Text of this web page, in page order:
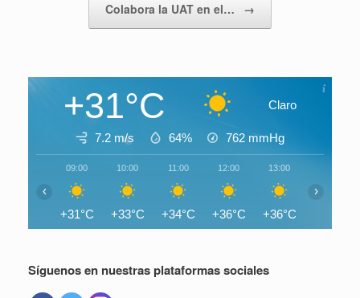
Colabora la UAT en el… →
+31°C Claro
7.2 m/s 64% 762 mmHg
09:00
+31°C
10:00
+33°C
11:00
+34°C
12:00
+36°C
13:00
+36°C
‹ ›
Síguenos en nuestras plataformas sociales